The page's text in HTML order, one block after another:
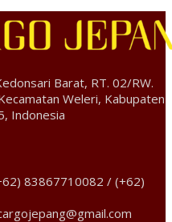
Barat, RT. 02/RW.
Weleri, Kabupaten
Indonesia
83867710082 / (+62)